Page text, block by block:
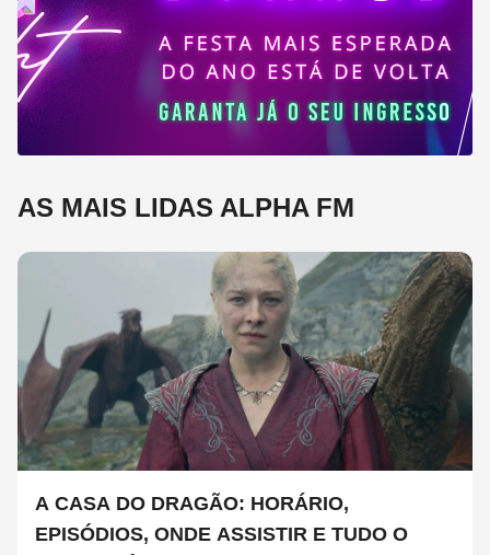
AS MAIS LIDAS ALPHA FM
A CASA DO DRAGÃO: HORÁRIO,
EPISÓDIOS, ONDE ASSISTIR E TUDO O